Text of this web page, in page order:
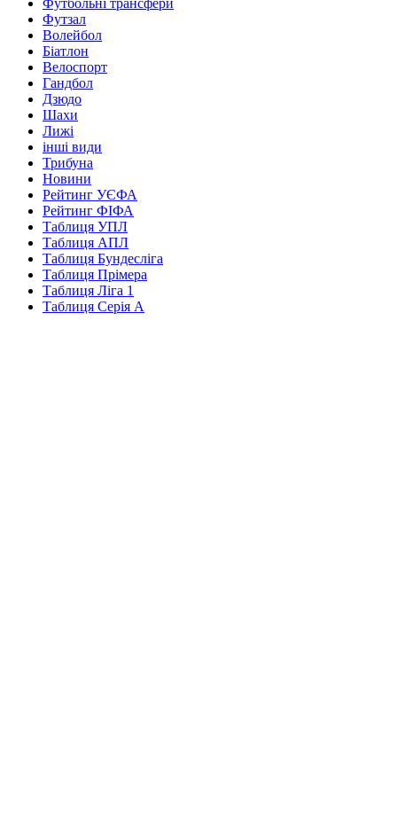
Футбольні трансфери
Футзал
Волейбол
Біатлон
Велоспорт
Гандбол
Дзюдо
Шахи
Лижі
інші види
Трибуна
Новини
Рейтинг УЄФА
Рейтинг ФІФА
Таблиця УПЛ
Таблиця АПЛ
Таблиця Бундесліга
Таблиця Прімера
Таблиця Ліга 1
Таблиця Серія А